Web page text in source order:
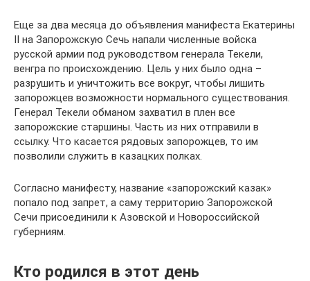
Еще за два месяца до объявления манифеста Екатерины
ІІ на Запорожскую Сечь напали численные войска
русской армии под руководством генерала Текели,
венгра по происхождению. Цель у них было одна –
разрушить и уничтожить все вокруг, чтобы лишить
запорожцев возможности нормального существования.
Генерал Текели обманом захватил в плен все
запорожские старшины. Часть из них отправили в
ссылку. Что касается рядовых запорожцев, то им
позволили служить в казацких полках.
Согласно манифесту, название «запорожский казак»
попало под запрет, а саму территорию Запорожской
Сечи присоединили к Азовской и Новороссийской
губерниям.
Кто родился в этот день